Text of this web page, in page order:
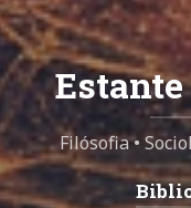
Filósofia •